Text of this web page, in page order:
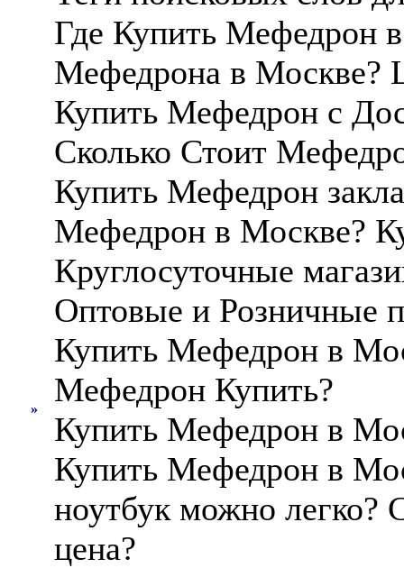
»
Где Купить Мефедрон
Мефедрона в Москве?
Купить Мефедрон с
Сколько Стоит
Купить Мефедрон
Мефедрон в Москве?
Круглосуточные
Оптовые и Розничные
Купить Мефедрон в
Мефедрон Купить?
Купить Мефедрон в
Купить Мефедрон в
ноутбук можно легко?
цена?